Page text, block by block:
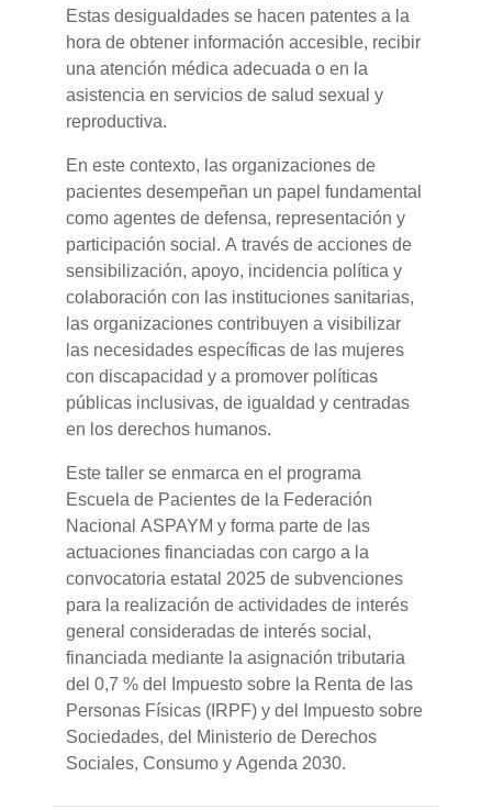
Estas desigualdades se hacen patentes a la
hora de obtener información accesible, recibir
una atención médica adecuada o en la
asistencia en servicios de salud sexual y
reproductiva.
En este contexto, las organizaciones de
pacientes desempeñan un papel fundamental
como agentes de defensa, representación y
participación social. A través de acciones de
sensibilización, apoyo, incidencia política y
colaboración con las instituciones sanitarias,
las organizaciones contribuyen a visibilizar
las necesidades específicas de las mujeres
con discapacidad y a promover políticas
públicas inclusivas, de igualdad y centradas
en los derechos humanos.
Este taller se enmarca en el programa
Escuela de Pacientes de la Federación
Nacional ASPAYM y forma parte de las
actuaciones financiadas con cargo a la
convocatoria estatal 2025 de subvenciones
para la realización de actividades de interés
general consideradas de interés social,
financiada mediante la asignación tributaria
del 0,7 % del Impuesto sobre la Renta de las
Personas Físicas (IRPF) y del Impuesto sobre
Sociedades, del Ministerio de Derechos
Sociales, Consumo y Agenda 2030.